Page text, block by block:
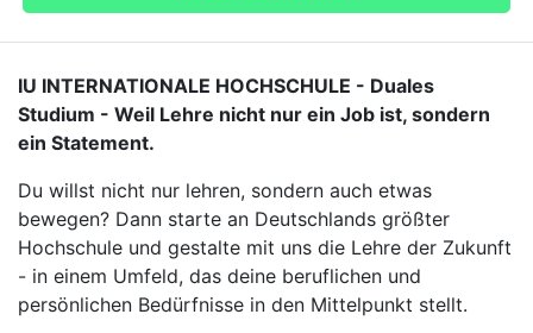
IU INTERNATIONALE HOCHSCHULE - Duales
Studium - Weil Lehre nicht nur ein Job ist, sondern
ein Statement.
Du willst nicht nur lehren, sondern auch etwas
bewegen? Dann starte an Deutschlands größter
Hochschule und gestalte mit uns die Lehre der Zukunft
- in einem Umfeld, das deine beruflichen und
persönlichen Bedürfnisse in den Mittelpunkt stellt.